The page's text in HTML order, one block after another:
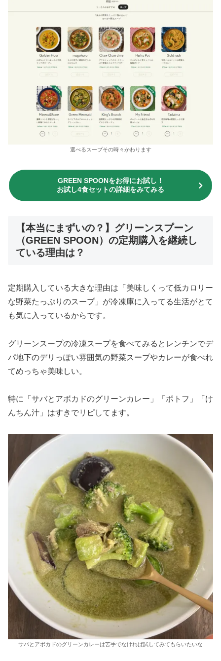
選べるスープその時々かわります
GREEN SPOONをお得にお試し！
お試し4食セットの詳細をみてみる
【本当にまずいの？】グリーンスプーン
（GREEN SPOON）の定期購入を継続し
ている理由は？
定期購入している大きな理由は「美味しくって低カロリー
な野菜たっぷりのスープ」が冷凍庫に入ってる生活がとて
も気に入っているからです。
グリーンスープの冷凍スープを食べてみるとレンチンでデ
パ地下のデリっぽい雰囲気の野菜スープやカレーが食べれ
てめっちゃ美味しい。
特に「サバとアボカドのグリーンカレー」「ポトフ」「け
んちん汁」はすきでリピしてます。
サバとアボカドのグリーンカレーは苦手でなければ試してみてもらいたいな